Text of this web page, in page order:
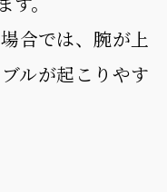
合では、腕が上
ルが起こりやす